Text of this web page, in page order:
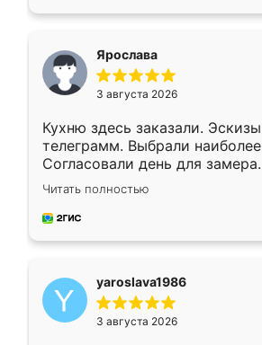
Ярослава
3 августа 2026
Кухню здесь заказали.
телеграмм. Выбрали
Согласовали день для
недели кухня была уже
довольны работой. Спасибо
мебель за качественную
Читать полностью
yaroslava1986
3 августа 2026